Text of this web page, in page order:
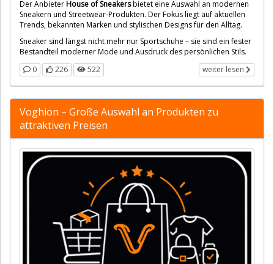
Der AnbieterHouse of Sneakersbietet eine Auswahl an modernen
Sneakern und Streetwear-Produkten. Der Fokus liegt auf aktuellen
Trends, bekannten Marken und stylischen Designs für den Alltag.
Sneaker sind längst nicht mehr nur Sportschuhe – sie sind ein fester
Bestandteil moderner Mode und Ausdruck des persönlichen Stils.
0
226 522 weiter lesen
Voghion – Große Auswahl an Produkten zu
attraktiven Preisen